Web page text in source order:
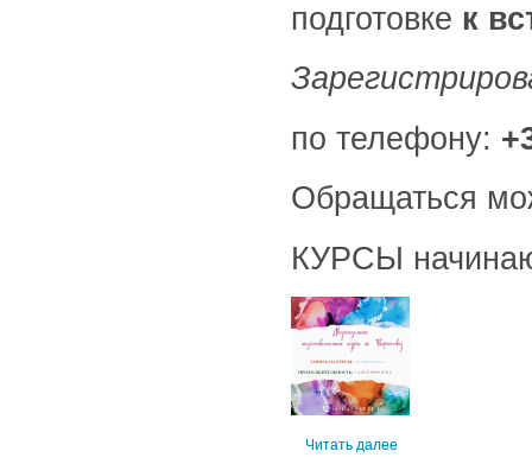
подготовке к
по телефону:
Обращаться
КУРСЫ
Читать далее